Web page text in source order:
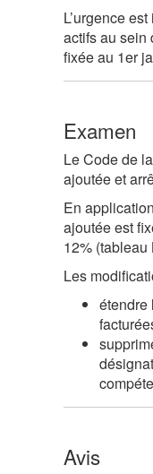
L’urgence
actifs au sein
fixée au 1er
Examen
Le Code de
ajoutée et
En
ajoutée est
12% (tableau
Les
étendre
Avis